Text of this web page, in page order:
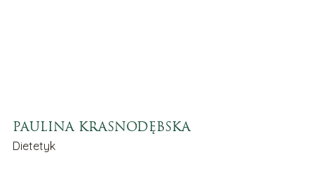
PAULINA KRASNODĘBSKA
Dietetyk